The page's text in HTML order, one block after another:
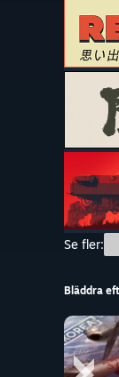
Se fler:
Bläddra